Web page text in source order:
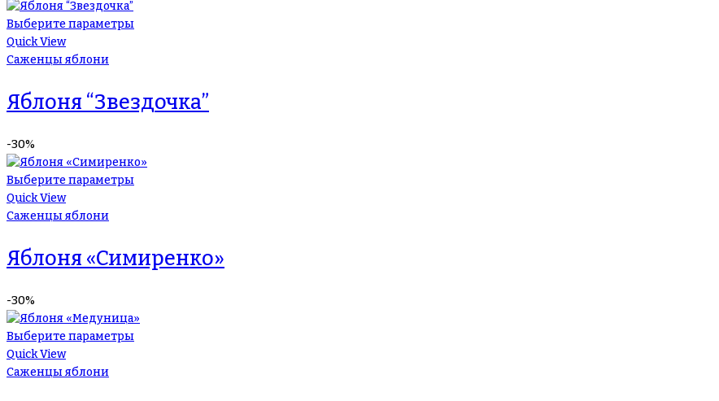
Выберите параметры
Quick View
Саженцы яблони
Яблоня “Звездочка”
-30%
Выберите параметры
Quick View
Саженцы яблони
Яблоня «Симиренко»
-30%
Выберите параметры
Quick View
Саженцы яблони